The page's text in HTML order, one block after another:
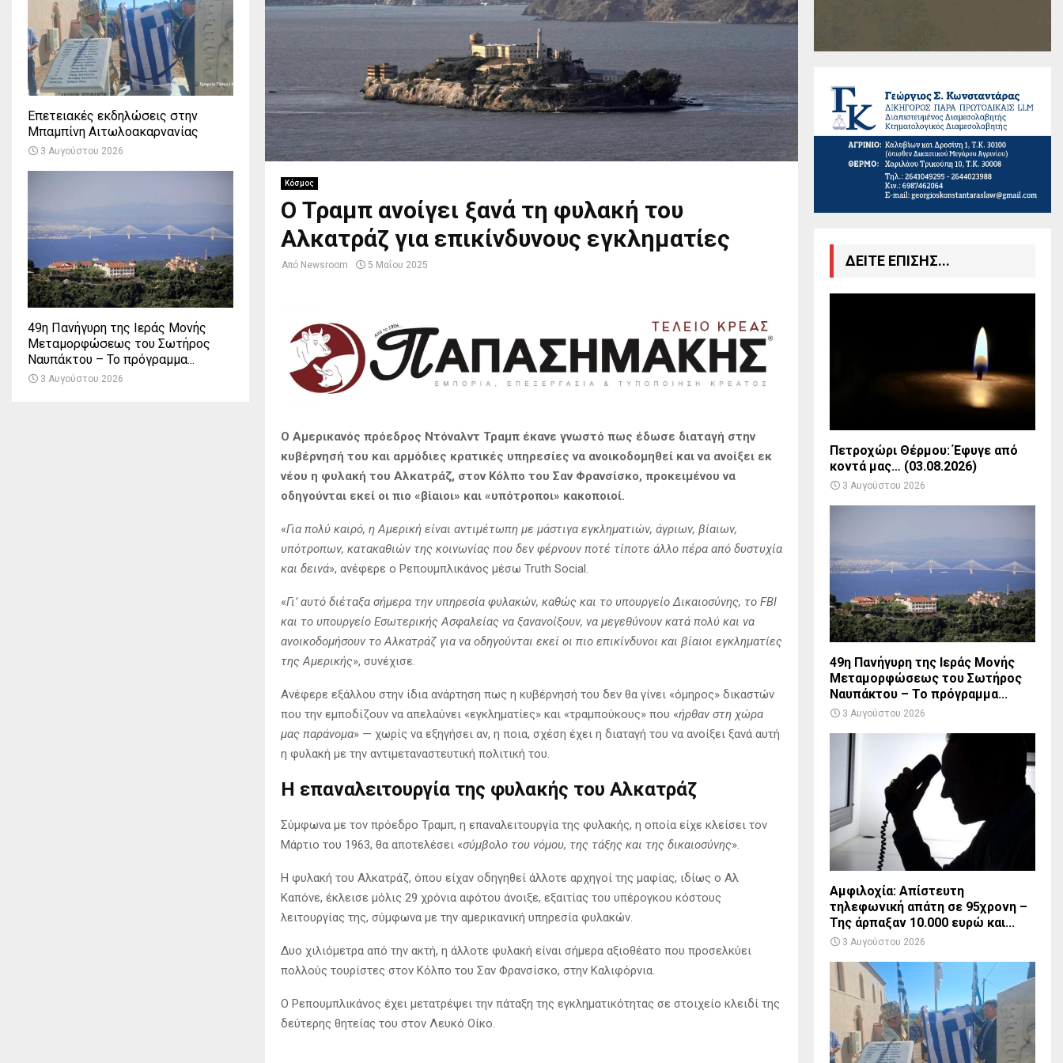
Κόσμος
Ο Τραμπ ανοίγει ξανά τη φυλακή του
Αλκατράζ για επικίνδυνους εγκληματίες
Από Newsroom 5 Μαΐου 2025
Ο Αμερικανός πρόεδρος Ντόναλντ Τραμπ έκανε γνωστό πως έδωσε διαταγή στην
κυβέρνησή του και αρμόδιες κρατικές υπηρεσίες να ανοικοδομηθεί και να ανοίξει εκ
νέου η φυλακή του Αλκατράζ, στον Κόλπο του Σαν Φρανσίσκο, προκειμένου να
οδηγούνται εκεί οι πιο «βίαιοι» και «υπότροποι» κακοποιοί.
«Για πολύ καιρό, η Αμερική είναι αντιμέτωπη με μάστιγα εγκληματιών, άγριων, βίαιων,
υπότροπων, κατακαθιών της κοινωνίας που δεν φέρνουν ποτέ τίποτε άλλο πέρα από δυστυχία
και δεινά», ανέφερε ο Ρεπουμπλικάνος μέσω Truth Social.
«Γι’ αυτό διέταξα σήμερα την υπηρεσία φυλακών, καθώς και το υπουργείο Δικαιοσύνης, το FBI
και το υπουργείο Εσωτερικής Ασφαλείας να ξανανοίξουν, να μεγεθύνουν κατά πολύ και να
ανοικοδομήσουν το Αλκατράζ για να οδηγούνται εκεί οι πιο επικίνδυνοι και βίαιοι εγκληματίες
της Αμερικής», συνέχισε.
Ανέφερε εξάλλου στην ίδια ανάρτηση πως η κυβέρνησή του δεν θα γίνει «όμηρος» δικαστών
που την εμποδίζουν να απελαύνει «εγκληματίες» και «τραμπούκους» που «ήρθαν στη χώρα
μας παράνομα» — χωρίς να εξηγήσει αν, η ποια, σχέση έχει η διαταγή του να ανοίξει ξανά αυτή
η φυλακή με την αντιμεταναστευτική πολιτική του.
Η επαναλειτουργία της φυλακής του Αλκατράζ
Σύμφωνα με τον πρόεδρο Τραμπ, η επαναλειτουργία της φυλακής, η οποία είχε κλείσει τον
Μάρτιο του 1963, θα αποτελέσει «σύμβολο του νόμου, της τάξης και της δικαιοσύνης».
Η φυλακή του Αλκατράζ, όπου είχαν οδηγηθεί άλλοτε αρχηγοί της μαφίας, ιδίως ο Αλ
Καπόνε, έκλεισε μόλις 29 χρόνια αφότου άνοιξε, εξαιτίας του υπέρογκου κόστους
λειτουργίας της, σύμφωνα με την αμερικανική υπηρεσία φυλακών.
Δυο χιλιόμετρα από την ακτή, η άλλοτε φυλακή είναι σήμερα αξιοθέατο που προσελκύει
πολλούς τουρίστες στον Κόλπο του Σαν Φρανσίσκο, στην Καλιφόρνια.
Ο Ρεπουμπλικάνος έχει μετατρέψει την πάταξη της εγκληματικότητας σε στοιχείο κλειδί της
δεύτερης θητείας του στον Λευκό Οίκο.
Επετειακές εκδηλώσεις στην
Μπαμπίνη Αιτωλοακαρνανίας
3 Αυγούστου 2026
49η Πανήγυρη της Ιεράς Μονής
Μεταμορφώσεως του Σωτήρος
Ναυπάκτου – Το πρόγραμμα...
3 Αυγούστου 2026
ΔΕΙΤΕ ΕΠΙΣΗΣ...
Πετροχώρι Θέρμου: Έφυγε από
κοντά μας… (03.08.2026)
3 Αυγούστου 2026
49η Πανήγυρη της Ιεράς Μονής
Μεταμορφώσεως του Σωτήρος
Ναυπάκτου – Το πρόγραμμα...
3 Αυγούστου 2026
Αμφιλοχία: Απίστευτη
τηλεφωνική απάτη σε 95χρονη –
Της άρπαξαν 10.000 ευρώ και...
3 Αυγούστου 2026